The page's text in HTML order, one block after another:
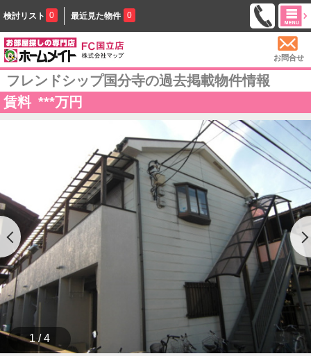
検討リスト 0 最近見た物件 0
お問合せ
フレンドシップ国分寺の過去掲載物件情報
賃料 ***万円
1 / 4